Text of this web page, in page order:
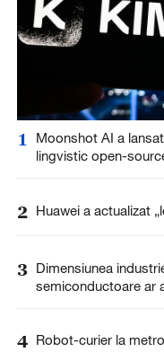
1
Moonshot AI a
lingvistic open-
2 Huawei a actualizat
3 Dimensiunea
semiconductoare ar
4 Robot-curier la